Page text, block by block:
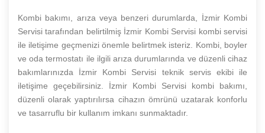
Kombi bakımı, arıza veya benzeri durumlarda, İzmir Kombi
Servisi tarafından belirtilmiş İzmir Kombi Servisi kombi servisi
ile iletişime geçmenizi önemle belirtmek isteriz. Kombi, boyler
ve oda termostatı ile ilgili arıza durumlarında ve düzenli cihaz
bakımlarınızda İzmir Kombi Servisi teknik servis ekibi ile
iletişime geçebilirsiniz. İzmir Kombi Servisi kombi bakımı,
düzenli olarak yaptırılırsa cihazın ömrünü uzatarak konforlu
ve tasarruflu bir kullanım imkanı sunmaktadır.